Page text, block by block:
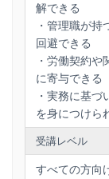
解できる
・管理職が
回避できる
・労働契約
に寄与できる
・実務に基
を身につけら
受講レベル
すべての方向